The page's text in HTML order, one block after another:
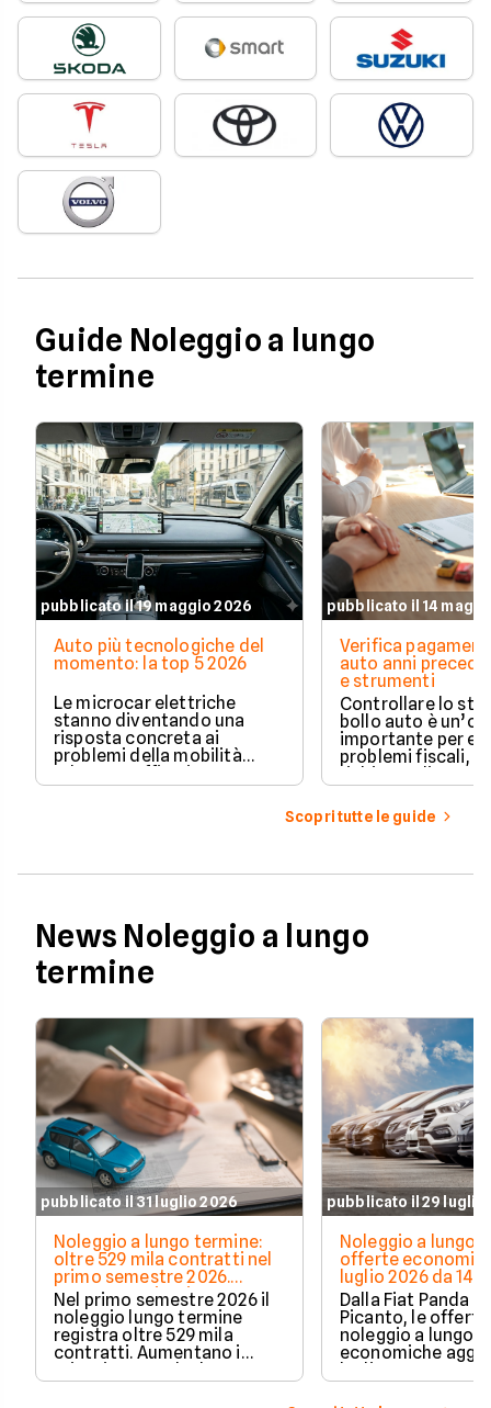
Guide Noleggio a lungo
termine
pubblicato il 19 maggio 2026
Auto più tecnologiche del
momento: la top 5 2026
Le microcar elettriche
stanno diventando una
risposta concreta ai
problemi della mobilità
urbana: traffico intenso,
parcheggi limitati e costi di
pubblicato il 14
Verifica
auto anni
e strumenti
Controllare lo
bollo auto è
importante per
problemi fiscali,
richieste di
inattese.
Scopri tutte le guide
News Noleggio a lungo
termine
pubblicato il 31 luglio 2026
Noleggio a lungo termine:
oltre 529 mila contratti nel
primo semestre 2026.
Crescono privati e auto
elettrificate
Nel primo semestre 2026 il
noleggio lungo termine
registra oltre 529 mila
contratti. Aumentano i
privati, cresce la durata
media e accelerano ibride
pubblicato il 29 luglio
Noleggio a lungo
offerte
luglio 2026 da
Dalla Fiat Panda
Picanto, le
noleggio a lungo
economiche
luglio 2026, con
partire da 148€ al